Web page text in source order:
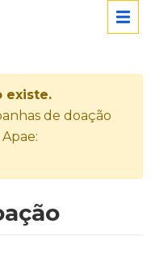
existe.
de doação